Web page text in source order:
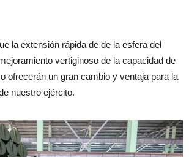
la extensión rápida de de la esfera del
vertiginoso de la capacidad de
ofrecerán un gran cambio y ventaja para la
nuestro ejército.